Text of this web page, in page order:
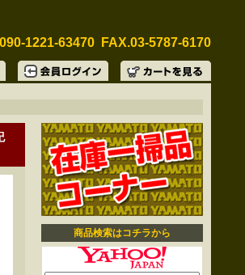
1221-63470 FAX.03-5787-6170
商品検索はコチラから